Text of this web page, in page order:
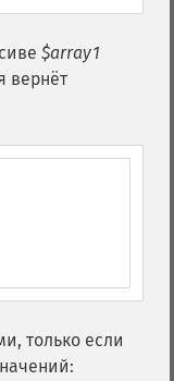
$array1
вернёт
только если